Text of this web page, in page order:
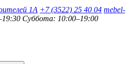
1А +7 (3522) 25 40 04 mebel-
Суббота: 10:00–19:00